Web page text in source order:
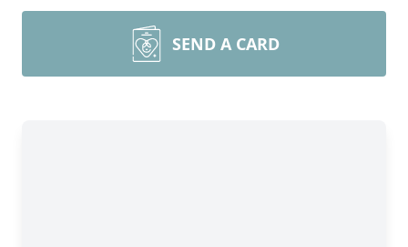
SEND A CARD